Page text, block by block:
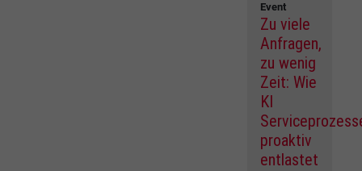
Event
Zu viele
Anfragen,
zu wenig
Zeit: Wie
KI
proaktiv
entlastet